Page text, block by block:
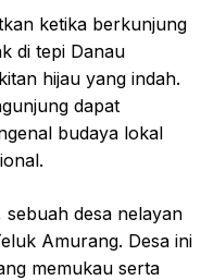
ketika berkunjung
di tepi Danau
hijau yang indah.
dapat
budaya lokal
sebuah desa nelayan
Amurang. Desa ini
memukau serta